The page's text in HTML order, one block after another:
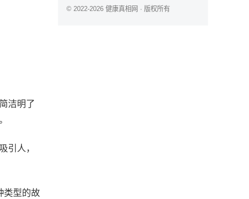
洁明了
引人，
类型的故
© 2022-2026 健康真相网 · 版权所有